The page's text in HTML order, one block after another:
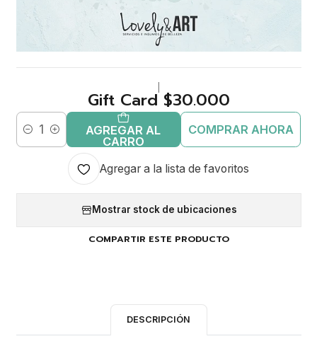
Gift Card $30.000
Cantidad
AGREGAR AL
CARRO
COMPRAR AHORA
Agregar a la lista de favoritos
Mostrar stock de ubicaciones
COMPARTIR ESTE PRODUCTO
DESCRIPCIÓN